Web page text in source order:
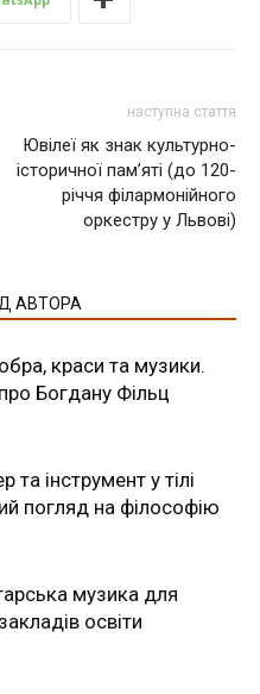
наступна стаття
Ювілеї як знак культурно-
історичної пам’яті (до 120-
річчя філармонійного
оркестру у Львові)
АВТОРА
краси та музики.
Богдану Фільц
та інструмент у тілі
погляд на філософію
музика для
освіти